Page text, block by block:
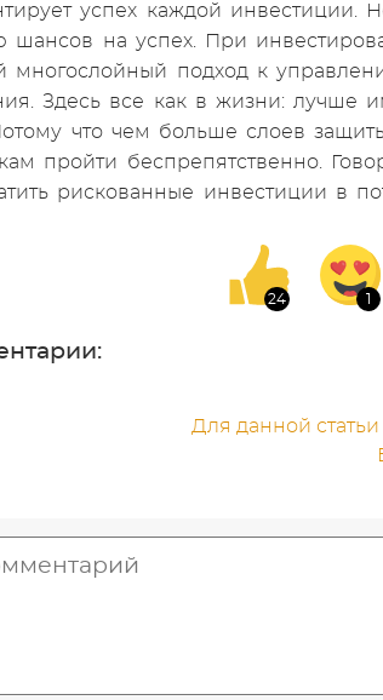
успех каждой
на успех. При
многослойный подход к
Здесь все как в жизни: лучше
что чем больше слоев
пройти беспрепятственно.
рискованные инвестиции в
Для данной